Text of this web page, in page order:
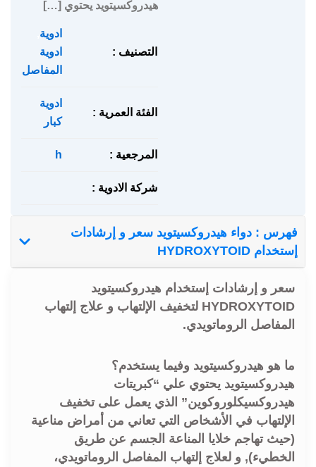
هيدروكسيتويد يحتوي […]
التصنيف :
ادوية
ادوية
المفاصل
الفئة العمرية :
ادوية
كبار
المرجعية : h
شركة الادوية :
فهرس : دواء هيدروكسيتويد سعر و إرشادات
إستخدام HYDROXYTOID
سعر و إرشادات إستخدام هيدروكسيتويد
HYDROXYTOID لتخفيف الإلتهاب و علاج إلتهاب
المفاصل الروماتويدي.
ما هو هيدروكسيتويد وفيما يستخدم؟
هيدروكسيتويد يحتوي علي “كبريتات
هيدروكسيكلوروكوين” الذي يعمل على تخفيف
الإلتهاب في الأشخاص التي تعاني من أمراض مناعية
(حيث تهاجم خلايا المناعة الجسم عن طريق
الخطيء), و لعلاج إلتهاب المفاصل الروماتويدي،